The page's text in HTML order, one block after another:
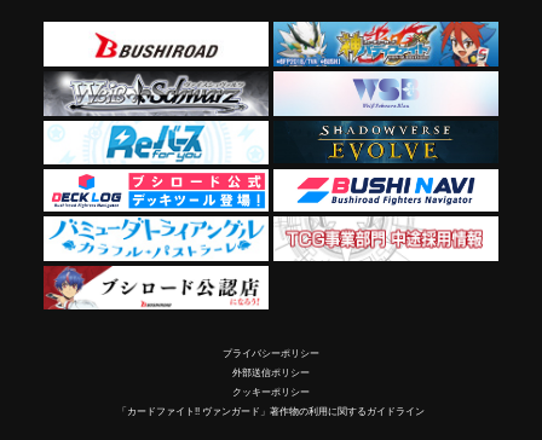
プライバシーポリシー
外部送信ポリシー
クッキーポリシー
「カードファイト!! ヴァンガード」著作物の利用に関するガイドライン